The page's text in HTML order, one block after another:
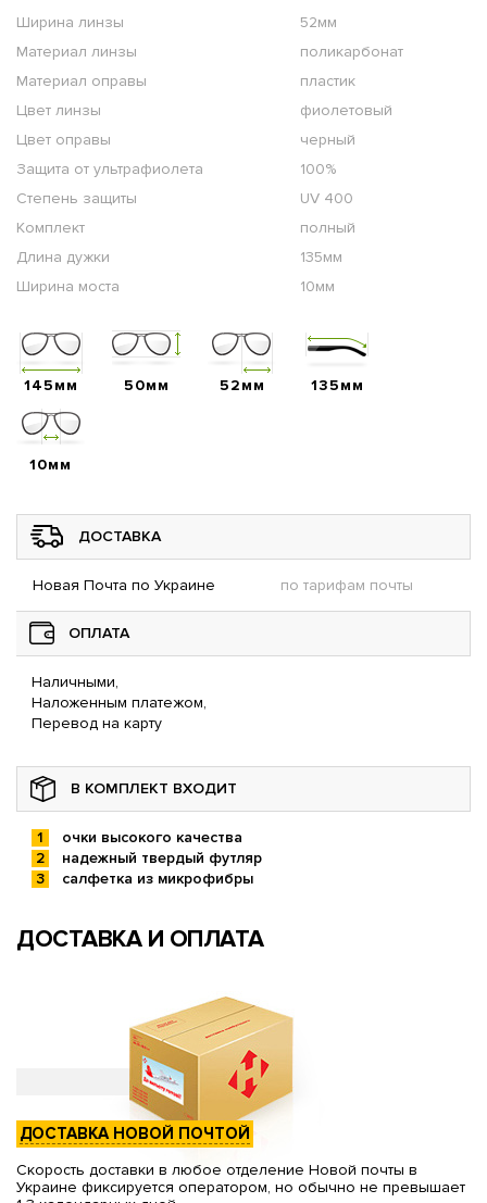
Ширина линзы
52мм
Материал линзы
поликарбонат
Материал оправы
пластик
Цвет линзы
фиолетовый
Цвет оправы
черный
Защита от ультрафиолета
100%
Степень защиты
UV 400
Комплект
полный
Длина дужки
135мм
Ширина моста
10мм
145мм 50мм 52мм 135мм
10мм
ДОСТАВКА
Новая Почта по Украине по тарифам почты
ОПЛАТА
Наличными,
Наложенным платежом,
Перевод на карту
В КОМПЛЕКТ ВХОДИТ
очки высокого качества
надежный твердый футляр
салфетка из микрофибры
ДОСТАВКА И ОПЛАТА
ДОСТАВКА НОВОЙ ПОЧТОЙ
Скорость доставки в любое отделение Новой почты в
Украине фиксируется оператором, но обычно не превышает